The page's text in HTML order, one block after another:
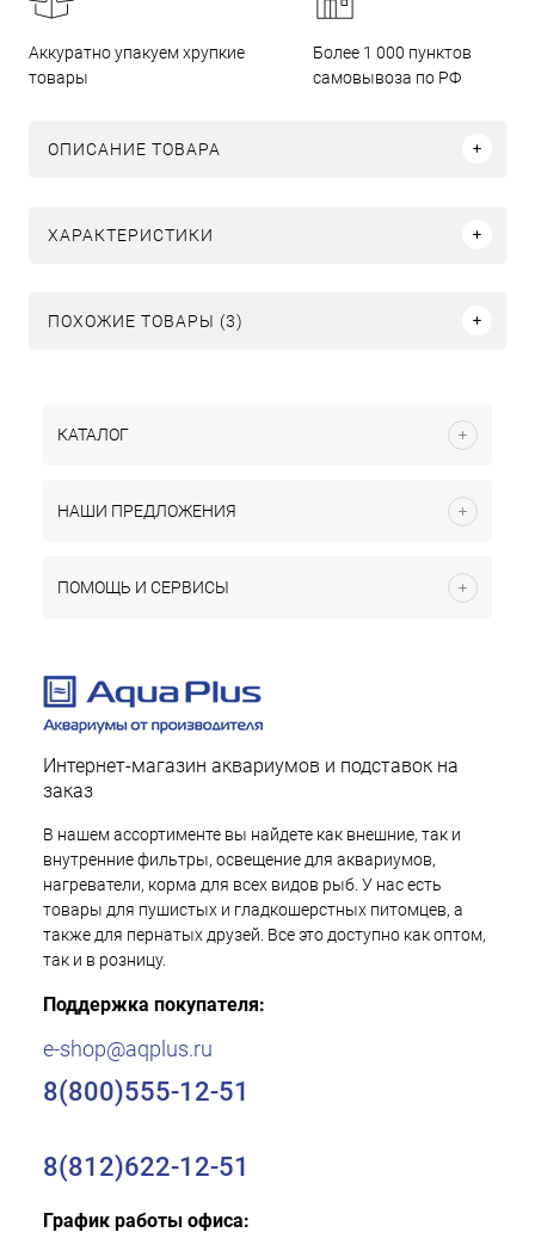
Аккуратно упакуем хрупкие
товары
Более 1 000 пунктов
самовывоза по РФ
ОПИСАНИЕ ТОВАРА
ХАРАКТЕРИСТИКИ
ПОХОЖИЕ ТОВАРЫ (3)
КАТАЛОГ
НАШИ ПРЕДЛОЖЕНИЯ
ПОМОЩЬ И СЕРВИСЫ
Интернет-магазин аквариумов и подставок на
заказ
В нашем ассортименте вы найдете как внешние, так и
внутренние фильтры, освещение для аквариумов,
нагреватели, корма для всех видов рыб. У нас есть
товары для пушистых и гладкошерстных питомцев, а
также для пернатых друзей. Все это доступно как оптом,
так и в розницу.
Поддержка покупателя:
e-shop@aqplus.ru
8(800)555-12-51
8(812)622-12-51
График работы офиса: